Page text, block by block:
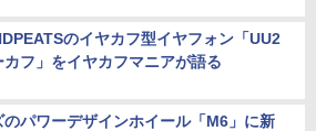
のイヤカフ型イヤフォン「UU2
カフ」をイヤカフマニアが語る
のパワーデザインホイール「M6」に新